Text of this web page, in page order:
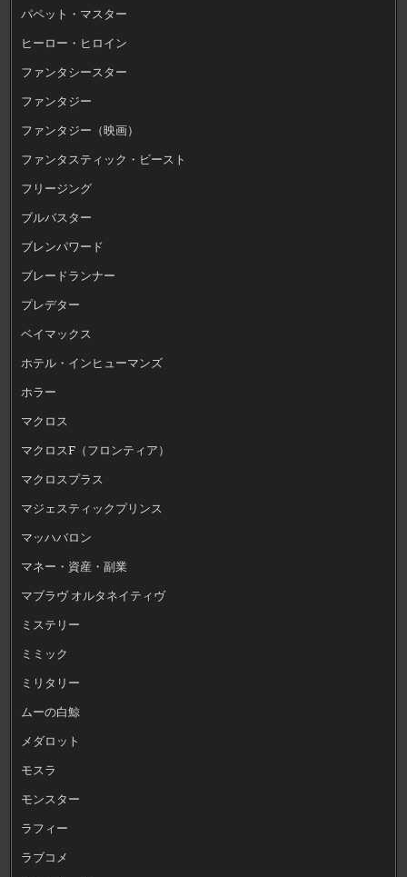
パペット・マスター
ヒーロー・ヒロイン
ファンタシースター
ファンタジー
ファンタジー（映画）
ファンタスティック・ビースト
フリージング
ブルバスター
ブレンパワード
ブレードランナー
プレデター
ベイマックス
ホテル・インヒューマンズ
ホラー
マクロス
マクロスF（フロンティア）
マクロスプラス
マジェスティックプリンス
マッハバロン
マネー・資産・副業
マブラヴ オルタネイティヴ
ミステリー
ミミック
ミリタリー
ムーの白鯨
メダロット
モスラ
モンスター
ラフィー
ラブコメ